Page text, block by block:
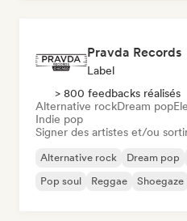
Pravda Records
Label
> 800 feedbacks réalisés
Alternative rockDream pop
Indie pop
Signer des artistes et/ou
Alternative rock Dream pop
Pop soul
Reggae Shoegaze